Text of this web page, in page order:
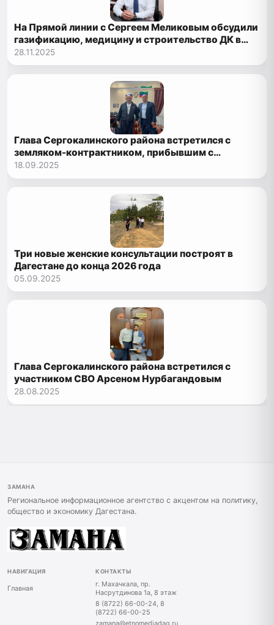
На Прямой линии с Сергеем Меликовым обсудили
газификацию, медицину и строительство ДК в
Сергокалинском районе
28.11.2025
Глава Сергокалинского района встретился с
земляком-контрактником, прибывшим с
передовой
18.09.2025
Три новые женские консультации построят в
Дагестане до конца 2026 года
05.09.2025
Глава Сергокалинского района встретился с
участником СВО Арсеном Нурбагандовым
28.08.2025
ЗАМАНА
Региональное информационное агентство с акцентом на политику,
общество и экономику Дагестана.
НАВИГАЦИЯ
Главная
КОНТАКТЫ
г. Махачкала, пр.
Насрутдинова 1а, 8 этаж
8 (8722) 66-00-24, 8
(8722) 66-00-25
zamana@etnomediadag.ru